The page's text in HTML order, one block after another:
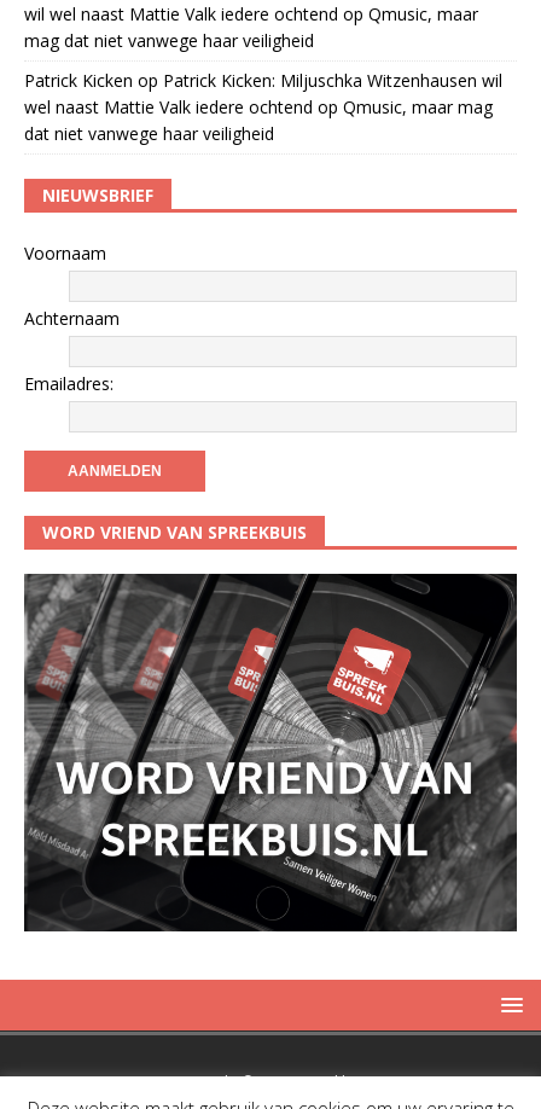
wil wel naast Mattie Valk iedere ochtend op Qmusic, maar
mag dat niet vanwege haar veiligheid
Patrick Kicken op Patrick Kicken: Miljuschka Witzenhausen wil
wel naast Mattie Valk iedere ochtend op Qmusic, maar mag
dat niet vanwege haar veiligheid
NIEUWSBRIEF
Voornaam
Achternaam
Emailadres:
WORD VRIEND VAN SPREEKBUIS
Copyright © 2019 Spreekbuis